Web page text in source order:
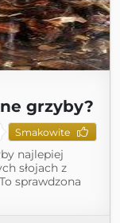
grzyby?
Smakowite
najlepiej
słojach z
sprawdzona